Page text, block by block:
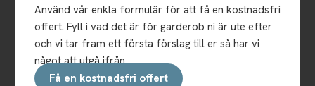
Använd vår enkla formulär för att få en kostnadsfri
offert. Fyll i vad det är för garderob ni är ute efter
och vi tar fram ett första förslag till er så har vi
något att utgå ifrån.
Få en kostnadsfri offert